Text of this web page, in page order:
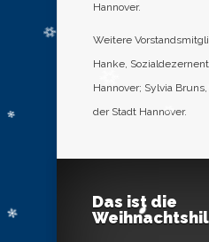
Hannover.
Weitere
Hanke,
Hannover; Sylvia
der Stadt Hannover.
Das ist die